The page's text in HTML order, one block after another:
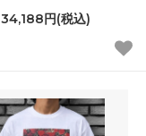
34,188円(税込)